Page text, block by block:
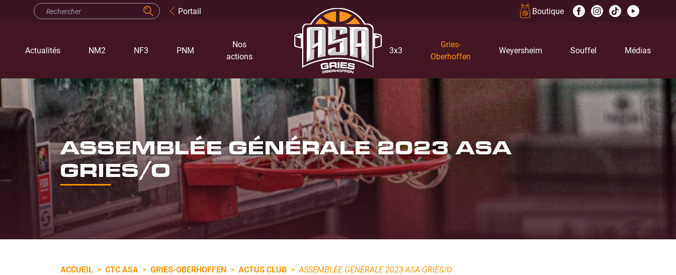
Portail Boutique
Actualités NM2 NF3 PNM
Nos
actions
3x3
Gries-
Oberhoffen
Weyersheim Souffel Médias
ASSEMBLÉE GÉNÉRALE 2023 ASA
GRIES/O
ACCUEIL > CTC ASA > GRIES-OBERHOFFEN > ACTUS CLUB > ASSEMBLÉE GÉNÉRALE 2023 ASA GRIES/O